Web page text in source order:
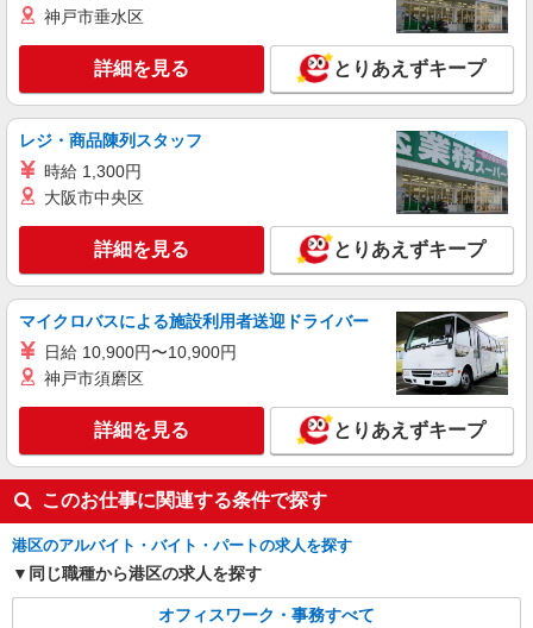
東京都港区（東京メトロ日比谷線神谷町駅）
キープ 詳細を見る
神戸市垂水区
詳細を見る とりあえずキープ
レジ・商品陳列スタッフ
時給 1,300円
大阪市中央区
詳細を見る とりあえずキープ
マイクロバスによる施設利用者送迎ドライバー
日給 10,900円〜10,900円
神戸市須磨区
詳細を見る とりあえずキープ
このお仕事に関連する条件で探す
港区のアルバイト・バイト・パートの求人を探す
同じ職種から港区の求人を探す
オフィスワーク・事務すべて